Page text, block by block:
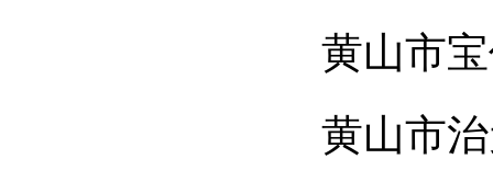
黄山市
黄山市